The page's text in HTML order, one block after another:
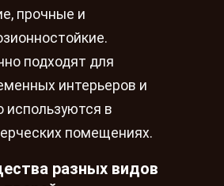
прочные и
подходят для
интерьеров и
используются в
помещениях.
разных видов